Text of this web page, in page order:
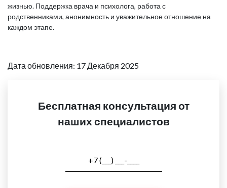
жизнью. Поддержка врача и психолога, работа с
родственниками, анонимность и уважительное отношение на
каждом этапе.
Дата обновления: 17 Декабря 2025
Бесплатная консультация от
наших специалистов